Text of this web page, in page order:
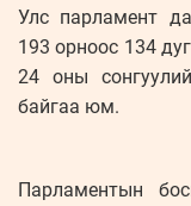
Улс парламент
193 орноос 134
24 оны
байгаа юм.
Парламентын